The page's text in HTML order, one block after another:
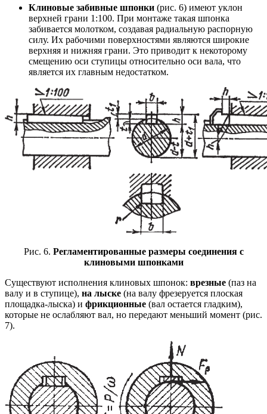
Клиновые забивные шпонки (рис. 6) имеют уклон
верхней грани 1:100. При монтаже такая шпонка
забивается молотком, создавая радиальную распорную
силу. Их рабочими поверхностями являются широкие
верхняя и нижняя грани. Это приводит к некоторому
смещению оси ступицы относительно оси вала, что
является их главным недостатком.
Рис. 6. Регламентированные размеры соединения с
клиновыми шпонками
Существуют исполнения клиновых шпонок: врезные (паз на
валу и в ступице), на лыске (на валу фрезеруется плоская
площадка-лыска) и фрикционные (вал остается гладким),
которые не ослабляют вал, но передают меньший момент (рис.
7).